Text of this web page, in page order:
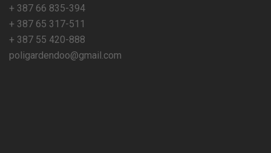
+ 387 66 835-394
+ 387 65 317-511
+ 387 55 420-888
poligardendoo@gmail.com